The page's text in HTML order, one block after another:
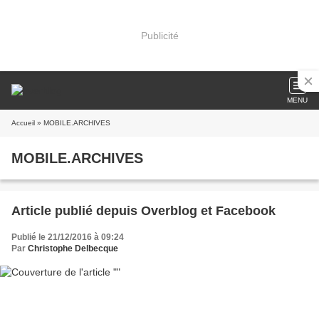
Publicité
MENU
Accueil » MOBILE.ARCHIVES
MOBILE.ARCHIVES
Article publié depuis Overblog et Facebook
Publié le 21/12/2016 à 09:24
Par Christophe Delbecque